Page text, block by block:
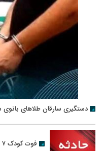
دستگیری سارقان طلاهای
فوت کودک ۷ ساله رفسنجانی در سانحه رانندگی